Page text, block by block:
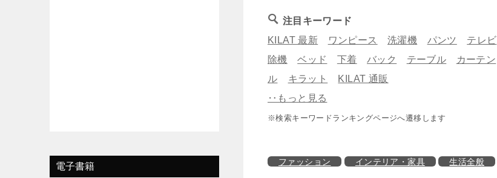
注目キーワード
KILAT 最新
ワンピース 洗濯機 パンツ テレビ
除機
ベッド 下着 バック テーブル カーテン
ル
キラット
KILAT 通販
‥もっと見る
※検索キーワードランキングページへ遷移します
ファッション インテリア・家具 生活全般
電子書籍